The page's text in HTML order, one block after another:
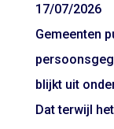
17/07/2026
Gemeenten
blijkt uit
Dat terwijl